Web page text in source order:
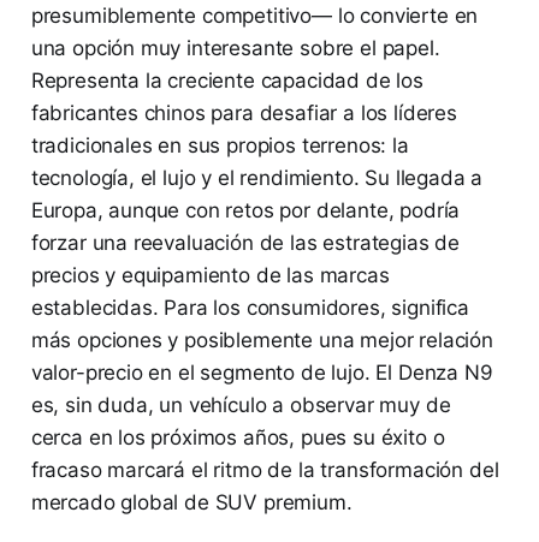
presumiblemente competitivo— lo convierte en
una opción muy interesante sobre el papel.
Representa la creciente capacidad de los
fabricantes chinos para desafiar a los líderes
tradicionales en sus propios terrenos: la
tecnología, el lujo y el rendimiento. Su llegada a
Europa, aunque con retos por delante, podría
forzar una reevaluación de las estrategias de
precios y equipamiento de las marcas
establecidas. Para los consumidores, significa
más opciones y posiblemente una mejor relación
valor-precio en el segmento de lujo. El Denza N9
es, sin duda, un vehículo a observar muy de
cerca en los próximos años, pues su éxito o
fracaso marcará el ritmo de la transformación del
mercado global de SUV premium.